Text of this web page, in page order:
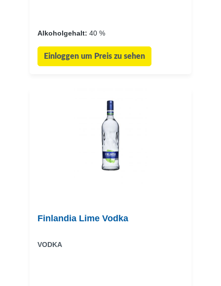
Alkoholgehalt: 40 %
Einloggen um Preis zu sehen
Finlandia Lime Vodka
VODKA